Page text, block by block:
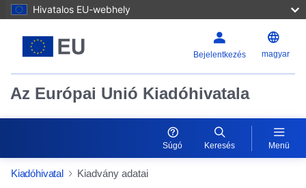
Hivatalos EU-webhely
Bejelentkezés magyar
Az Európai Unió Kiadóhivatala
Súgó Keresés Menü
Kiadóhivatal Kiadvány adatai